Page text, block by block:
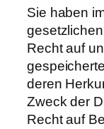
Sie haben
Recht auf
deren
Zweck der
Recht auf